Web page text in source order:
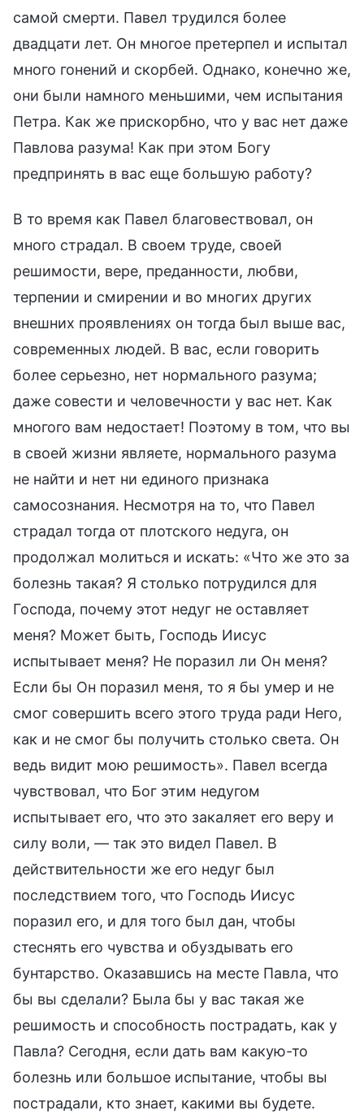
самой смерти. Павел трудился более
двадцати лет. Он многое претерпел и испытал
много гонений и скорбей. Однако, конечно же,
они были намного меньшими, чем испытания
Петра. Как же прискорбно, что у вас нет даже
Павлова разума! Как при этом Богу
предпринять в вас еще большую работу?
В то время как Павел благовествовал, он
много страдал. В своем труде, своей
решимости, вере, преданности, любви,
терпении и смирении и во многих других
внешних проявлениях он тогда был выше вас,
современных людей. В вас, если говорить
более серьезно, нет нормального разума;
даже совести и человечности у вас нет. Как
многого вам недостает! Поэтому в том, что вы
в своей жизни являете, нормального разума
не найти и нет ни единого признака
самосознания. Несмотря на то, что Павел
страдал тогда от плотского недуга, он
продолжал молиться и искать: «Что же это за
болезнь такая? Я столько потрудился для
Господа, почему этот недуг не оставляет
меня? Может быть, Господь Иисус
испытывает меня? Не поразил ли Он меня?
Если бы Он поразил меня, то я бы умер и не
смог совершить всего этого труда ради Него,
как и не смог бы получить столько света. Он
ведь видит мою решимость». Павел всегда
чувствовал, что Бог этим недугом
испытывает его, что это закаляет его веру и
силу воли, — так это видел Павел. В
действительности же его недуг был
последствием того, что Господь Иисус
поразил его, и для того был дан, чтобы
стеснять его чувства и обуздывать его
бунтарство. Оказавшись на месте Павла, что
бы вы сделали? Была бы у вас такая же
решимость и способность пострадать, как у
Павла? Сегодня, если дать вам какую-то
болезнь или большое испытание, чтобы вы
пострадали, кто знает, какими вы будете.